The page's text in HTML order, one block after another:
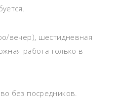
вечер), шестидневная
работа только в
без посредников.